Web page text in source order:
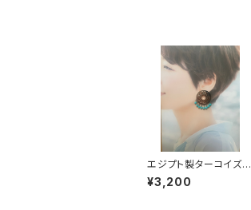
エジプト製ターコイズ丸
型ピアス
¥3,200